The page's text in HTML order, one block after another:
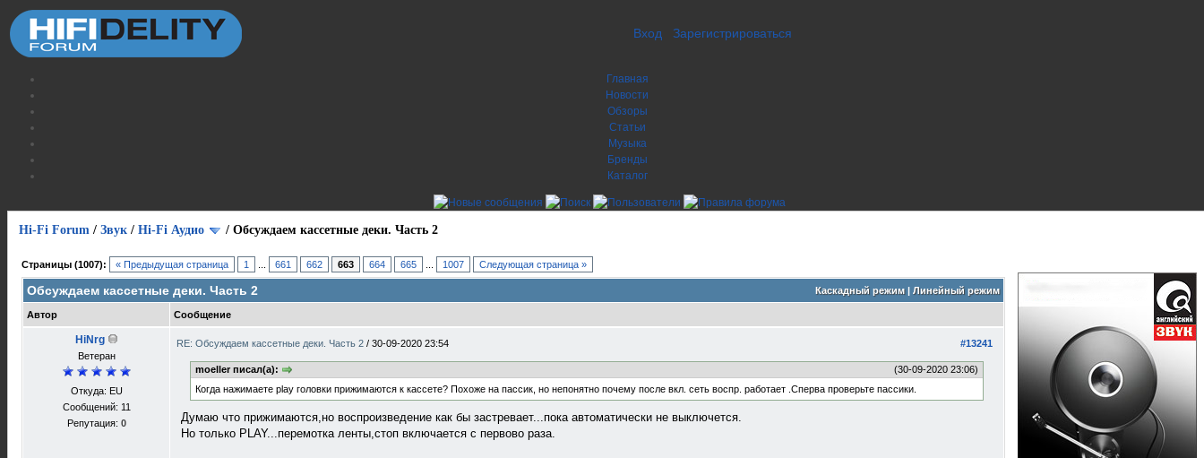
Вход Зарегистрироваться
Главная
Новости
Обзоры
Статьи
Музыка
Бренды
Каталог
Hi-Fi Forum / Звук / Hi-Fi Аудио / Обсуждаем кассетные деки. Часть 2
Страницы (1007): « Предыдущая страница 1 661 662 663 664 665 1007 Следующая страница »
Каскадный режим| Линейный режим
Обсуждаем кассетные деки. Часть 2
Автор Сообщение
HiNrg
Ветеран
Откуда: EU
Сообщений: 11
Репутация: 0
#13241
RE: Обсуждаем кассетные деки. Часть 2 / 30-09-2020 23:54
(30-09-2020 23:06)
moeller писал(а):
Когда нажимаете play головки прижимаются к кассете? Похоже на пассик, но непонятно почему после вкл. сеть воспр. работает .Сперва проверьте пассики.
Думаю что прижимаются,но воспроизведение как бы застревает...пока автоматически не выключется.
Но только PLAY...перемотка ленты,стоп включается с первово раза.